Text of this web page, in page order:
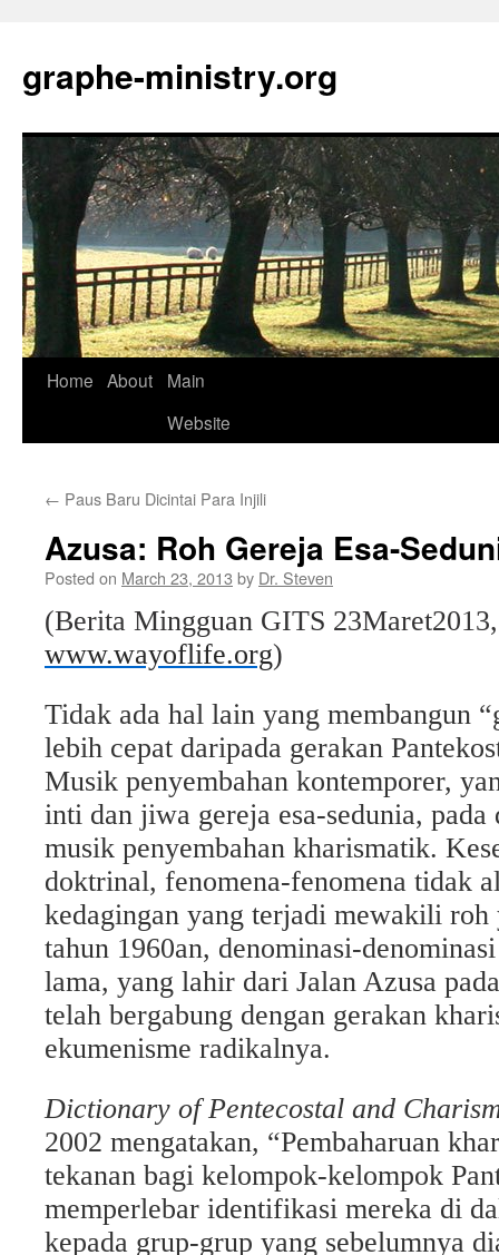
content
graphe-ministry.org
Home About
Main
Website
← Paus Baru Dicintai Para Injili
Azusa: Roh Gereja Esa-
Posted on March 23, 2013 by Dr. Steven
(Berita Mingguan GITS 23Maret2013
www.wayoflife.org)
Tidak ada hal lain yang membangun
lebih cepat daripada gerakan
Musik penyembahan kontemporer,
inti dan jiwa gereja esa-sedunia, pada
musik penyembahan kharismatik.
doktrinal, fenomena-fenomena tidak
kedagingan yang terjadi mewakili roh
tahun 1960an, denominasi-
lama, yang lahir dari Jalan Azusa
telah bergabung dengan gerakan
ekumenisme radikalnya.
Dictionary of Pentecostal and
2002 mengatakan, “Pembaharuan
tekanan bagi kelompok-kelompok
memperlebar identifikasi mereka di
kepada grup-grup yang sebelumnya